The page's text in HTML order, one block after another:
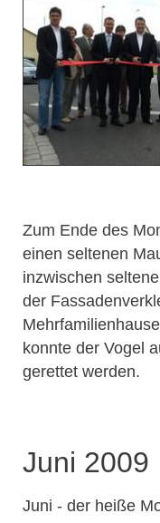
Zum Ende des
einen seltenen
inzwischen
der
konnte der Vogel
gerettet werden.
Juni 2009
Juni - der heiße